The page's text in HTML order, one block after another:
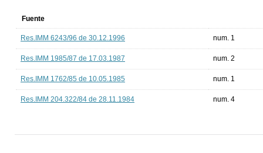
Fuente
Res.IMM 6243/96 de 30.12.1996 num. 1
Res.IMM 1985/87 de 17.03.1987 num. 2
Res.IMM 1762/85 de 10.05.1985 num. 1
Res.IMM 204.322/84 de 28.11.1984 num. 4